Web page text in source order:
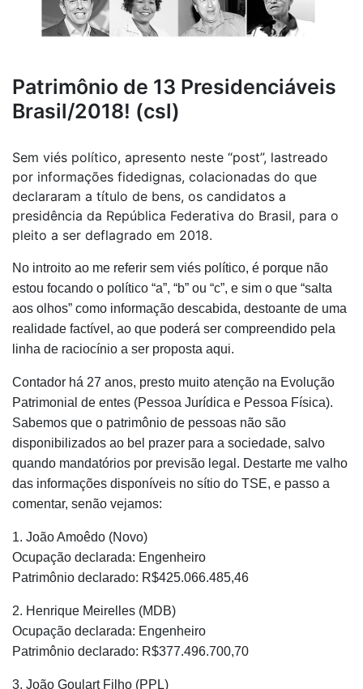
Patrimônio de 13 Presidenciáveis
Brasil/2018! (csl)
Sem viés político, apresento neste “post”, lastreado
por informações fidedignas, colacionadas do que
declararam a título de bens, os candidatos a
presidência da República Federativa do Brasil, para o
pleito a ser deflagrado em 2018.
No introito ao me referir sem viés político, é porque não
estou focando o político “a”, “b” ou “c”, e sim o que “salta
aos olhos” como informação descabida, destoante de uma
realidade factível, ao que poderá ser compreendido pela
linha de raciocínio a ser proposta aqui.
Contador há 27 anos, presto muito atenção na Evolução
Patrimonial de entes (Pessoa Jurídica e Pessoa Física).
Sabemos que o patrimônio de pessoas não são
disponibilizados ao bel prazer para a sociedade, salvo
quando mandatórios por previsão legal. Destarte me valho
das informações disponíveis no sítio do TSE, e passo a
comentar, senão vejamos:
1. João Amoêdo (Novo)
Ocupação declarada: Engenheiro
Patrimônio declarado: R$425.066.485,46
2. Henrique Meirelles (MDB)
Ocupação declarada: Engenheiro
Patrimônio declarado: R$377.496.700,70
3. João Goulart Filho (PPL)